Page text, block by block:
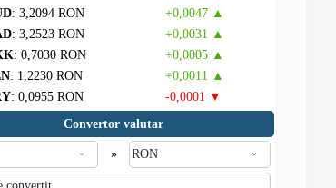
: 3,2094 RON
+0,0047 ▲
: 3,2523 RON
+0,0031 ▲
: 0,7030 RON
+0,0005 ▲
: 1,2230 RON
+0,0011 ▲
: 0,0955 RON
-0,0001 ▼
Convertor valutar
»